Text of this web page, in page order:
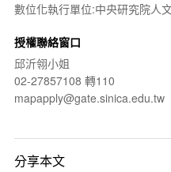
數位化執行單位:中央研究院人
授權聯絡窗口
邱沂翎小姐
02-27857108 轉110
mapapply@gate.sinica.edu.tw
分享本文